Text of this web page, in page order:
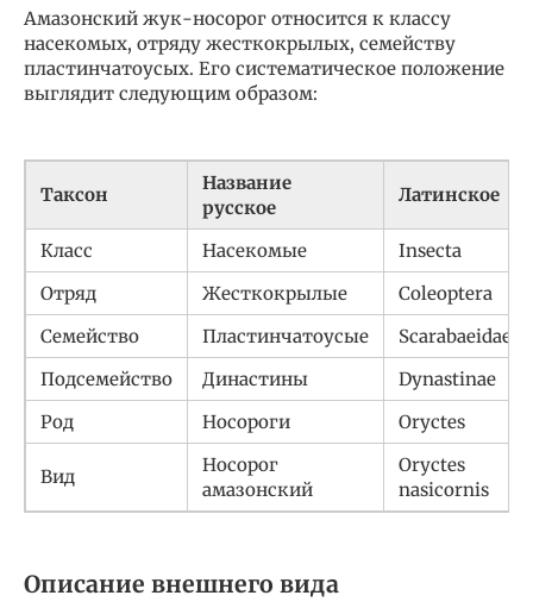
Амазонский жук-носорог относится к классу
насекомых, отряду жесткокрылых, семейству
пластинчатоусых. Его систематическое положение
выглядит следующим образом:
Таксон
Название
русское
Латинское
Класс Насекомые
Insecta
Отряд
Жесткокрылые
Coleoptera
Семейство
Пластинчатоусые
Scarabaeidae
Подсемейство
Династины
Dynastinae
Род
Носороги Oryctes
Вид
Носорог
амазонский
Oryctes
nasicornis
Описание внешнего вида